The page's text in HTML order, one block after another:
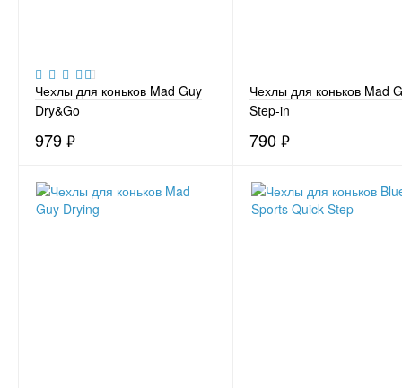
Чехлы для коньков Mad Guy
Dry&Go
979₽
Чехлы для коньков Mad
Step-in
790₽